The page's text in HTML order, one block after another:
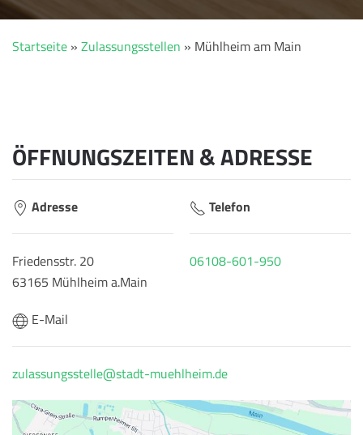
Startseite » Zulassungsstellen » Mühlheim am Main
ÖFFNUNGSZEITEN & ADRESSE
Adresse
Friedensstr. 20
63165 Mühlheim a.Main
Telefon
06108-601-950
E-Mail
zulassungsstelle@stadt-muehlheim.de